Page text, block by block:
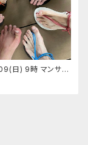
日) 9時 マンサン
マンサンダルワー
定員7】じゅんちゃん